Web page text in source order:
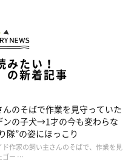
みたい！
の新着記事
んのそばで作業を見守っていた
ンの子犬→1才の今も変わらな
隊”の姿にほっこり
ド作家の飼い主さんのそばで、作業を見
ゴー …